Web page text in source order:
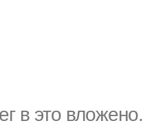
в это вложено.